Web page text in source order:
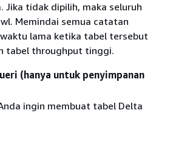
Jika tidak dipilih, maka seluruh
Memindai semua catatan
lama ketika tabel tersebut
tabel throughput tinggi.
(hanya untuk penyimpanan
ingin membuat tabel Delta